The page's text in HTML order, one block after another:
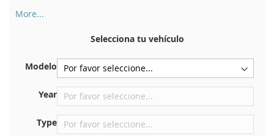
More...
certificado de registro. Y también en el coche.
En la placa inferior del asiento delantero derecho
Centrar contra el mamparo debajo del capó.
Justo en el compartimento del motor.
En el pilar de la puerta trasera derecha
Selecciona tu vehículo
Modelo
Year
Type